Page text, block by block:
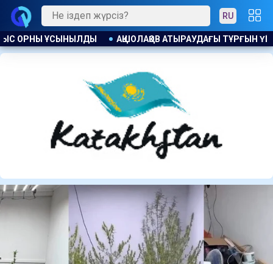
RU
ҮЙ КЕШЕНДЕРІНДЕГІ КӘРІЗ СУЫ МӘСЕЛЕСІН ШЕШУДІ